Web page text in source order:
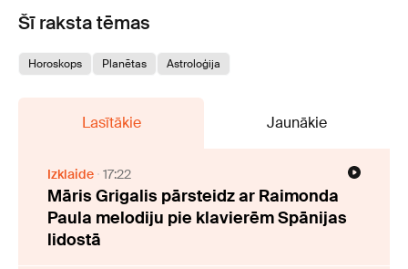
Šī raksta tēmas
Horoskops Planētas Astroloģija
Lasītākie Jaunākie
Izklaide 17:22
Māris Grigalis pārsteidz ar Raimonda
Paula melodiju pie klavierēm Spānijas
lidostā